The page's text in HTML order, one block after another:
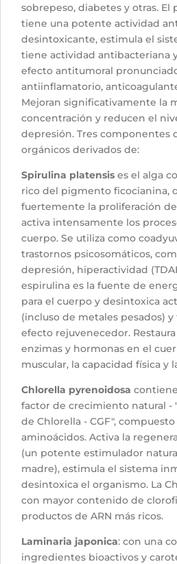
sobrepeso, diabetes y otras. El
tiene una potente actividad
desintoxicante, estimula el
tiene actividad antibacteriana
efecto antitumoral
antiinflamatorio,
Mejoran significativamente la
concentración y reducen el
depresión. Tres componentes
orgánicos derivados de:
Spirulina platensis es el alga
rico del pigmento ficocianina,
fuertemente la proliferación
activa intensamente los
cuerpo. Se utiliza como
trastornos psicosomáticos,
depresión, hiperactividad
espirulina es la fuente de
para el cuerpo y desintoxica
(incluso de metales pesados)
efecto rejuvenecedor.
enzimas y hormonas en el
muscular, la capacidad física y
Chlorella pyrenoidosa
factor de crecimiento natural
de Chlorella - CGF", compuesto
aminoácidos. Activa la
(un potente estimulador
madre), estimula el sistema
desintoxica el organismo. La
con mayor contenido de
productos de ARN más ricos.
Laminaria japonica: con una
ingredientes bioactivos y